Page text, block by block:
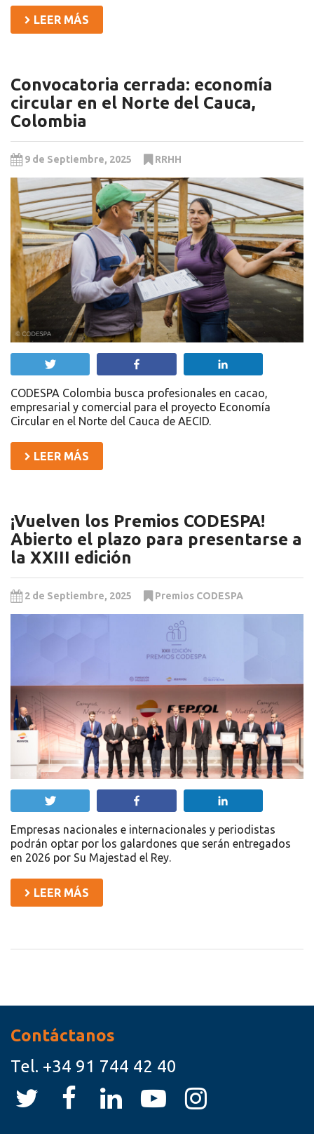
LEER MÁS
Convocatoria cerrada: economía
circular en el Norte del Cauca,
Colombia
9 de Septiembre, 2025 RRHH
CODESPA Colombia busca profesionales en cacao,
empresarial y comercial para el proyecto Economía
Circular en el Norte del Cauca de AECID.
LEER MÁS
¡Vuelven los Premios CODESPA!
Abierto el plazo para presentarse a
la XXIII edición
2 de Septiembre, 2025 Premios CODESPA
Empresas nacionales e internacionales y periodistas
podrán optar por los galardones que serán entregados
en 2026 por Su Majestad el Rey.
LEER MÁS
Contáctanos
Tel. +34 91 744 42 40